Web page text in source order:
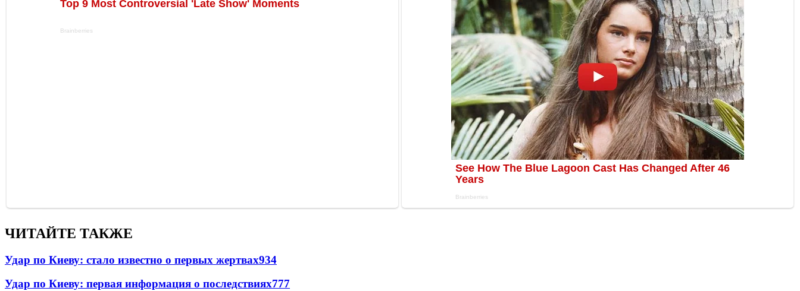
ЧИТАЙТЕ ТАКЖЕ
Удар по Киеву: стало известно о первых жертвах934
Удар по Киеву: первая информация о последствиях777